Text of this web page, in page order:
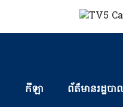
កីឡា ព័ត៏មានរដ្ឋប